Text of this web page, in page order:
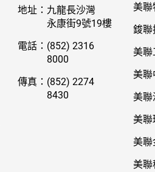
地址： 九龍長沙灣
永康街9號19樓
電話： (852) 2316
8000
傳真： (852) 2274
8430
美聯
鋑聯
美聯
美聯
美聯
美聯
美聯
美聯